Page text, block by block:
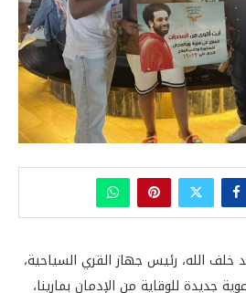
الله، رئيس جهاز القري السياحية،
جديدة للوقاية من الإدمان بمارينا،